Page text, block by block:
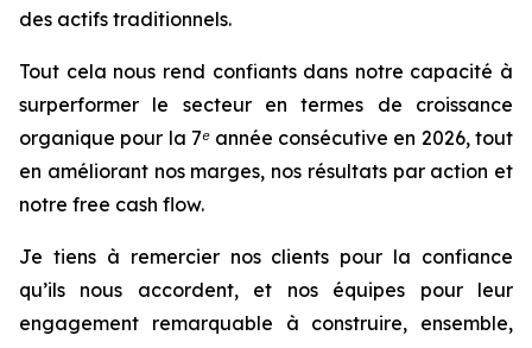
des actifs traditionnels.
Tout cela nous rend confiants dans notre capacité à
surperformer le secteur en termes de croissance
organique pour la 7ᵉ année consécutive en 2026, tout
en améliorant nos marges, nos résultats par action et
notre free cash flow.
Je tiens à remercier nos clients pour la confiance
qu’ils nous accordent, et nos équipes pour leur
engagement remarquable à construire, ensemble,